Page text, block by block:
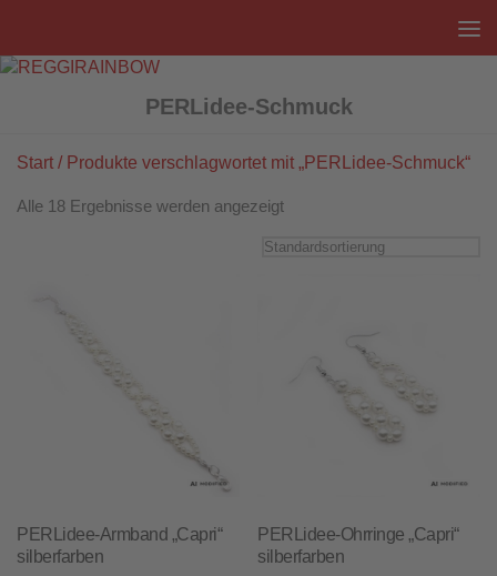
PERLidee-Schmuck
Start / Produkte verschlagwortet mit „PERLidee-Schmuck“
Alle 18 Ergebnisse werden angezeigt
PERLidee-Armband „Capri“
silberfarben
PERLidee-Ohrringe „Capri“
silberfarben